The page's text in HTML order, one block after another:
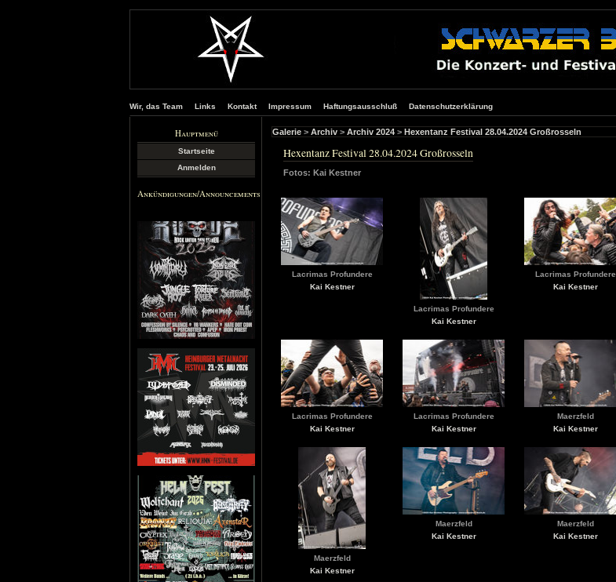
Wir, das Team Links Kontakt Impressum Haftungsausschluß Datenschutzerklärung
Hauptmenü
Startseite
Anmelden
Ankündigungen/Announcements
Galerie > Archiv > Archiv 2024 > Hexentanz Festival 28.04.2024 Großrosseln
Hexentanz Festival 28.04.2024 Großrosseln
Fotos: Kai Kestner
Lacrimas Profundere
Kai Kestner
Lacrimas Profundere
Kai Kestner
Lacrimas Profundere
Kai Kestner
Lacrimas Profundere
Kai Kestner
Lacrimas Profundere
Kai Kestner
Maerzfeld
Kai Kestner
Maerzfeld
Kai Kestner
Maerzfeld
Kai Kestner
Maerzfeld
Kai Kestner